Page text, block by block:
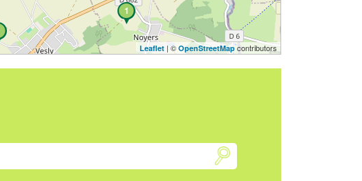
1
Leaflet | © OpenStreetMapcontributors